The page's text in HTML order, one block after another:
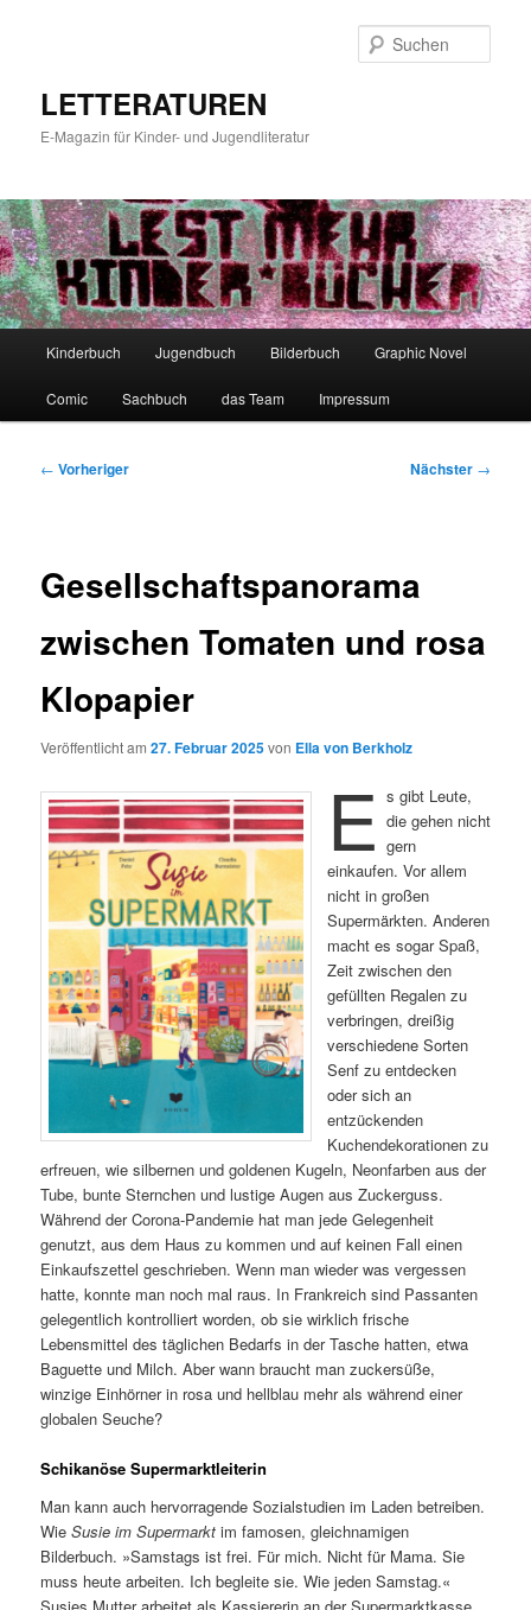
LETTERATUREN
E-Magazin für Kinder- und Jugendliteratur
Kinderbuch Jugendbuch Bilderbuch Graphic Novel
Comic Sachbuch das Team Impressum
Beitragsnavigation
← Vorheriger Nächster →
Gesellschaftspanorama
zwischen Tomaten und rosa
Klopapier
Veröffentlicht am27. Februar 2025von Ella von Berkholz
E s gibt Leute,
die gehen nicht
gern
einkaufen. Vor allem
nicht in großen
Supermärkten. Anderen
macht es sogar Spaß,
Zeit zwischen den
gefüllten Regalen zu
verbringen, dreißig
verschiedene Sorten
Senf zu entdecken
oder sich an
entzückenden
Kuchendekorationen zu
erfreuen, wie silbernen und goldenen Kugeln, Neonfarben aus der
Tube, bunte Sternchen und lustige Augen aus Zuckerguss.
Während der Corona-Pandemie hat man jede Gelegenheit
genutzt, aus dem Haus zu kommen und auf keinen Fall einen
Einkaufszettel geschrieben. Wenn man wieder was vergessen
hatte, konnte man noch mal raus. In Frankreich sind Passanten
gelegentlich kontrolliert worden, ob sie wirklich frische
Lebensmittel des täglichen Bedarfs in der Tasche hatten, etwa
Baguette und Milch. Aber wann braucht man zuckersüße,
winzige Einhörner in rosa und hellblau mehr als während einer
globalen Seuche?
Schikanöse Supermarktleiterin
Man kann auch hervorragende Sozialstudien im Laden betreiben.
WieSusie im Supermarktim famosen, gleichnamigen
Bilderbuch. »Samstags ist frei. Für mich. Nicht für Mama. Sie
muss heute arbeiten. Ich begleite sie. Wie jeden Samstag.«